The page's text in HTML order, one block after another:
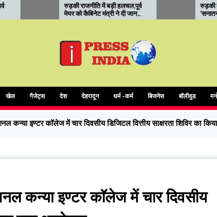
में बड़ी हलचल,पूर्व
कैबिनेट मंत्री ने दी जान
की धमकी
रुड़की में कोर यूनिवर्सिटी का
‘सनातन मंथन’: संत सम्मेलन में
आध्यात्मिक शिक्षा और संस्कारों पर
खेल गैजेट्स देश देहरादून धर्म -कर्म बिजनेस बॉलीवुड
कन्या इण्टर काॅलेज में चार दिवसीय डिजिटल वित्तीय साक्षरता शिविर का
कन्या इण्टर काॅलेज में चार दिवसीय